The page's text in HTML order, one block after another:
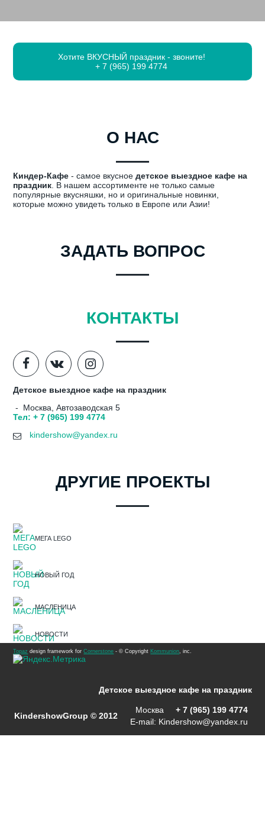
Хотите ВКУСНЫЙ праздник - звоните!
+ 7 (965) 199 4774
О НАС
Киндер-Кафе- самое вкусное детское выездное кафе на
праздник . В нашем ассортименте не только самые
популярные вкусняшки, но и оригинальные новинки,
которые можно увидеть только в Европе или Азии!
ЗАДАТЬ ВОПРОС
КОНТАКТЫ
Детское выездное кафе на праздник
- Москва, Автозаводская 5
Тел: + 7 (965) 199 4774
kindershow@yandex.ru
ДРУГИЕ ПРОЕКТЫ
МЕГА LEGO
НОВЫЙ ГОД
МАСЛЕНИЦА
НОВОСТИ
Topaz design framework forCornerstone - © Copyright Kommunion , inc.
Детское выездное кафе на праздник
KindershowGroup © 2012
Москва+ 7 (965) 199 4774
E-mail: Kindershow@yandex.ru